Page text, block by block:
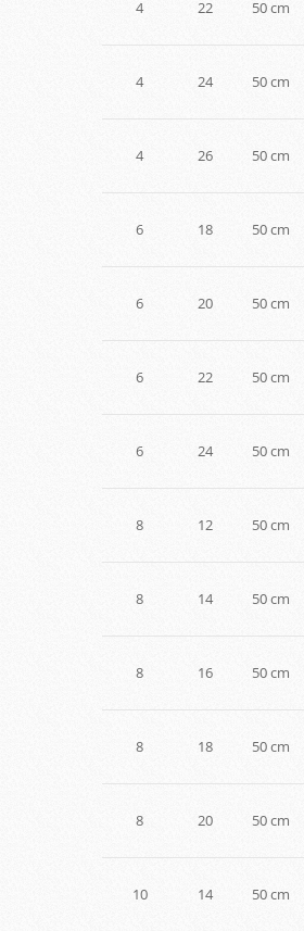
4 22 50 cm
4 24 50 cm
4 26 50 cm
6 18 50 cm
6 20 50 cm
6 22 50 cm
6 24 50 cm
8 12 50 cm
8 14 50 cm
8 16 50 cm
8 18 50 cm
8 20 50 cm
10 14 50 cm